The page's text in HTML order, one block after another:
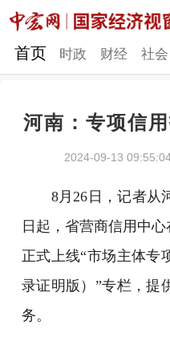
网
地方发展
首页 时政 财经 社会
河南：专项信
2024-09-13
8月26日，记者从
日起，省营商信用中
正式上线“市场主体专
录证明版）”专栏，提
务。